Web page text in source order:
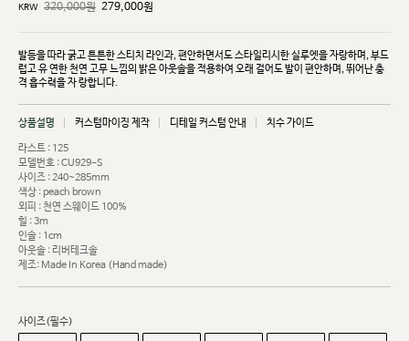
KRW 320,000원 279,000원
발등을 따라 굵고 튼튼한 스티치 라인과, 편안하면서도 스타일리시한 실루엣을 자랑하며, 부드
럽고 유연한 천연 고무 느낌의 밝은 아웃솔을 적용하여 오래 걸어도 발이 편안하며, 뛰어난 충
격 흡수력을 자랑합니다.
상품설명 커스텀마이징 제작 디테일 커스텀 안내 치수 가이드
라스트 : 125
모델번호 : CU929-S
사이즈 : 240~285mm
색상 : peach brown
외피 : 천연 스웨이드 100%
힐 : 3m
인솔 : 1cm
아웃솔 : 리버테크솔
제조: Made In Korea (Hand made)
사이즈(필수)